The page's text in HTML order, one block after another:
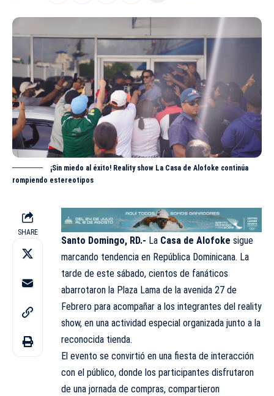
¡Sin miedo al éxito! Reality show La Casa de Alofoke continúa
rompiendo estereotipos
SHARE
Santo Domingo, RD.- La Casa de Alofoke sigue
marcando tendencia en República Dominicana. La
tarde de este sábado, cientos de fanáticos
abarrotaron la Plaza Lama de la avenida 27 de
Febrero para acompañar a los integrantes del reality
show, en una actividad especial organizada junto a la
reconocida tienda.
El evento se convirtió en una fiesta de interacción
con el público, donde los participantes disfrutaron
de una jornada de compras, compartieron